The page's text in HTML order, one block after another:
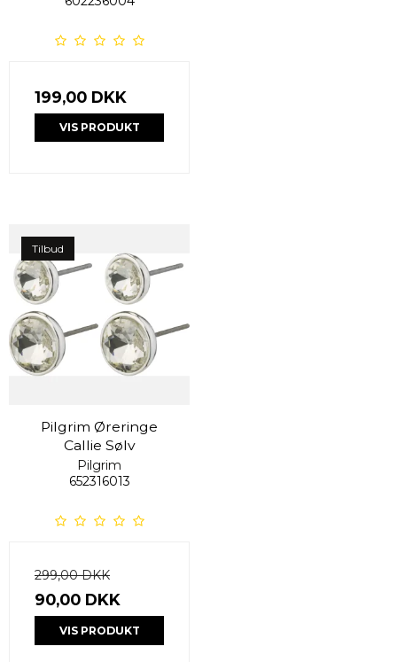
199,00 DKK
VIS PRODUKT
Tilbud
Pilgrim Øreringe
Callie Sølv
Pilgrim
652316013
299,00 DKK
90,00 DKK
VIS PRODUKT